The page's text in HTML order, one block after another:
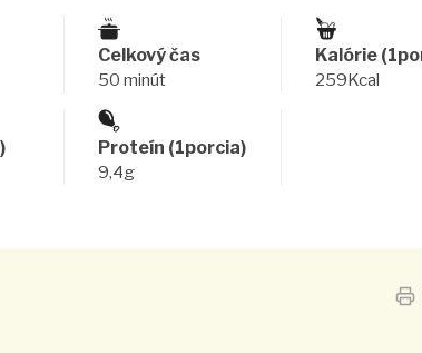
Celkový čas
50 minút
Kalórie
259Kcal
Proteín (1porcia)
9,4g